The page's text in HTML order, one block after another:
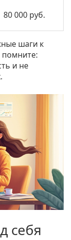
80 000 руб.
шаги к
и не
себя